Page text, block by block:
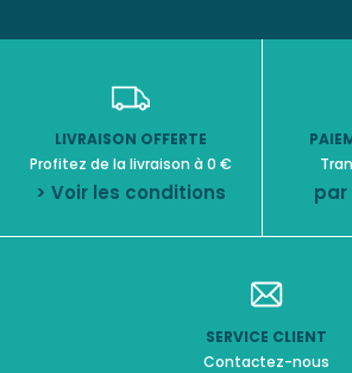
LIVRAISON OFFERTE
Profitez de la livraison à 0 €
> Voir les conditions par
SERVICE CLIENT
Contactez-nous